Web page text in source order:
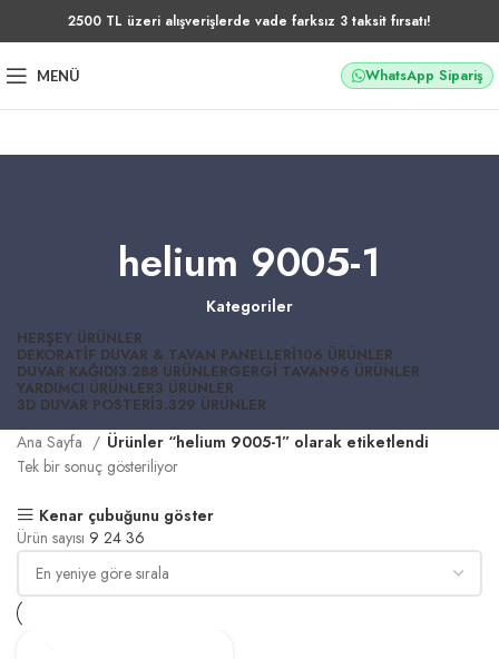
2500 TL üzeri alışverişlerde vade farksız 3 taksit fırsatı!
MENÜ WhatsApp Sipariş
helium 9005-1
Kategoriler
HERŞEY ÜRÜNLER
DEKORATIF DUVAR & TAVAN PANELLERI106 ÜRÜNLER
DUVAR KAĞIDI3.288 ÜRÜNLERGERGI TAVAN96 ÜRÜNLER
YARDIMCI ÜRÜNLER3 ÜRÜNLER
3D DUVAR POSTERI3.329 ÜRÜNLER
Ana Sayfa
Ürünler “helium 9005-1” olarak etiketlendi
Tek bir sonuç gösteriliyor
Kenar çubuğunu göster
Ürün sayısı 9 24 36